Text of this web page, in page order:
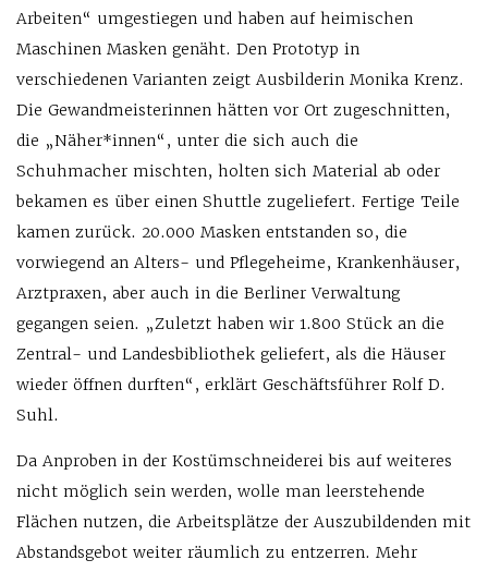
Arbeiten“ umgestiegen und haben auf heimischen
Maschinen Masken genäht. Den Prototyp in
verschiedenen Varianten zeigt Ausbilderin Monika Krenz.
Die Gewandmeisterinnen hätten vor Ort zugeschnitten,
die „Näher*innen“, unter die sich auch die
Schuhmacher mischten, holten sich Material ab oder
bekamen es über einen Shuttle zugeliefert. Fertige Teile
kamen zurück. 20.000 Masken entstanden so, die
vorwiegend an Alters- und Pflegeheime, Krankenhäuser,
Arztpraxen, aber auch in die Berliner Verwaltung
gegangen seien. „Zuletzt haben wir 1.800 Stück an die
Zentral- und Landesbibliothek geliefert, als die Häuser
wieder öffnen durften“, erklärt Geschäftsführer Rolf D.
Suhl.
Da Anproben in der Kostümschneiderei bis auf weiteres
nicht möglich sein werden, wolle man leerstehende
Flächen nutzen, die Arbeitsplätze der Auszubildenden mit
Abstandsgebot weiter räumlich zu entzerren. Mehr